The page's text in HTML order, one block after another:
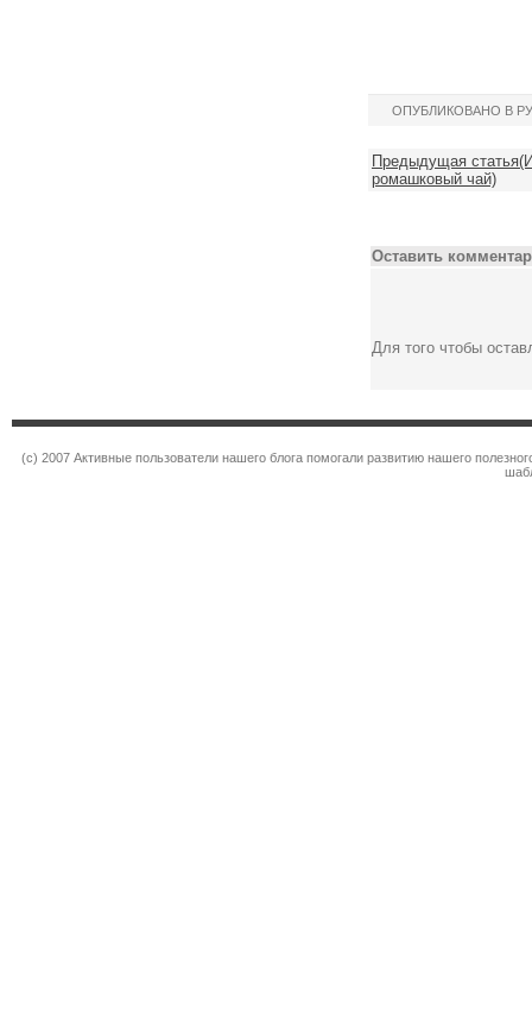
ОПУБЛИКОВАНО В
Предыдущая
ромашковый чай)
Оставить
Для того чтобы
(c) 2007 Активные пользователи нашего блога помогали развитию нашего